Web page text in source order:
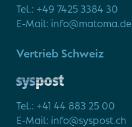
Tel.: +49 7425 3384 30
E-Mail: info@matoma.de
Vertrieb Schweiz
Tel.: +41 44 883 25 00
E-Mail: info@syspost.ch